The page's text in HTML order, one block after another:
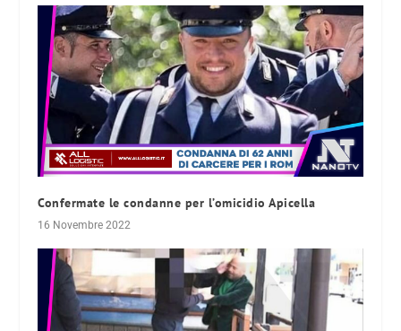
Confermate le condanne per l’omicidio Apicella
16 Novembre 2022